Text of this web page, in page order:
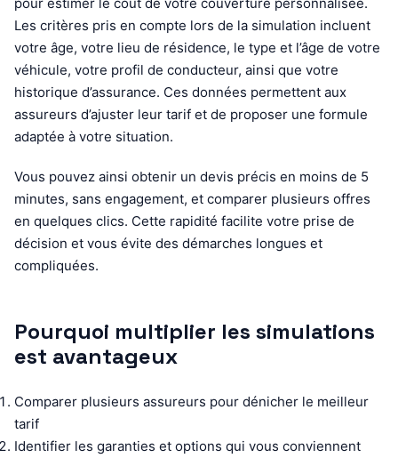
Les critères pris en compte lors de la simulation incluent
votre âge, votre lieu de résidence, le type et l’âge de votre
véhicule, votre profil de conducteur, ainsi que votre
historique d’assurance. Ces données permettent aux
assureurs d’ajuster leur tarif et de proposer une formule
adaptée à votre situation.
Vous pouvez ainsi obtenir un devis précis en moins de 5
minutes, sans engagement, et comparer plusieurs offres
en quelques clics. Cette rapidité facilite votre prise de
décision et vous évite des démarches longues et
compliquées.
Pourquoi multiplier les simulations
est avantageux
Comparer plusieurs assureurs pour dénicher le meilleur
tarif
Identifier les garanties et options qui vous conviennent